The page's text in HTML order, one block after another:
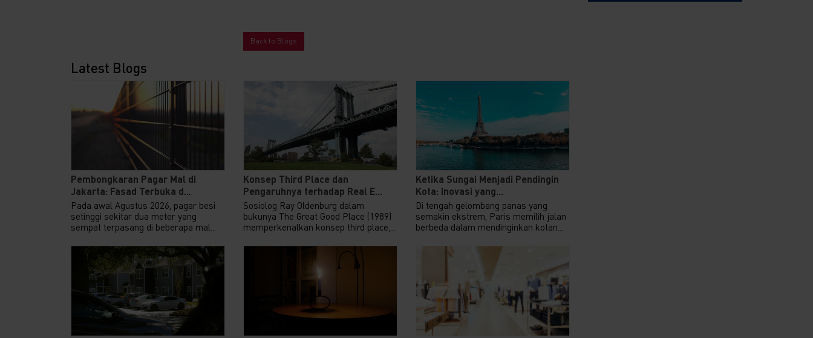
Back to Blogs
Latest Blogs
Pembongkaran Pagar Mal di
Jakarta: Fasad Terbuka d...
Pada awal Agustus 2026, pagar besi
setinggi sekitar dua meter yang
sempat terpasang di beberapa mal...
Konsep Third Place dan
Pengaruhnya terhadap Real E...
Sosiolog Ray Oldenburg dalam
bukunya The Great Good Place (1989)
memperkenalkan konsep third place,...
Ketika Sungai Menjadi Pendingin
Kota: Inovasi yang...
Di tengah gelombang panas yang
semakin ekstrem, Paris memilih jalan
berbeda dalam mendinginkan kotan...